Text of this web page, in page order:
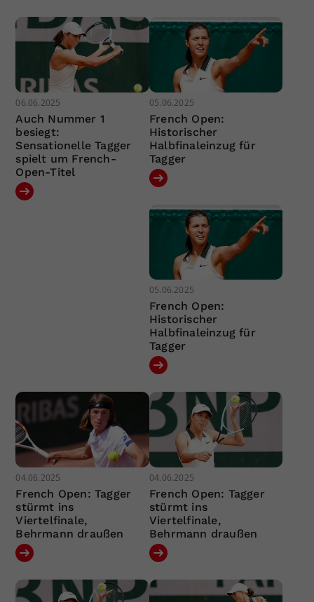
06.06.2025
Auch Nummer 1
besiegt:
Sensationelle Tagger
spielt um French-
Open-Titel
05.06.2025
French Open:
Historischer
Halbfinaleinzug für
Tagger
05.06.2025
French Open:
Historischer
Halbfinaleinzug für
Tagger
04.06.2025
French Open: Tagger
stürmt ins
Viertelfinale,
Behrmann draußen
04.06.2025
French Open: Tagger
stürmt ins
Viertelfinale,
Behrmann draußen